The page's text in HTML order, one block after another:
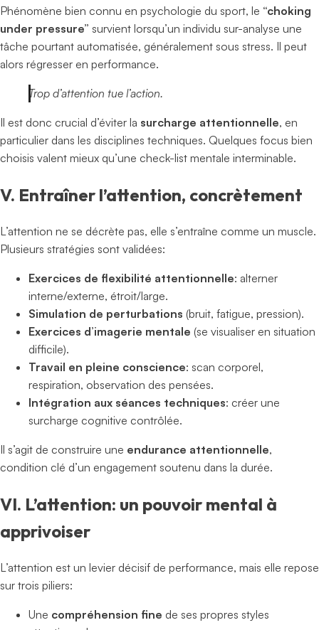
Phénomène bien connu en psychologie du sport, le “choking
under pressure” survient lorsqu’un individu sur-analyse une
tâche pourtant automatisée, généralement sous stress. Il peut
alors régresser en performance.
Trop d’attention tue l’action.
Il est donc crucial d’éviter la surcharge attentionnelle, en
particulier dans les disciplines techniques. Quelques focus bien
choisis valent mieux qu’une check-list mentale interminable.
V. Entraîner l’attention, concrètement
L’attention ne se décrète pas, elle s’entraîne comme un muscle.
Plusieurs stratégies sont validées:
Exercices de flexibilité attentionnelle: alterner
interne/externe, étroit/large.
Simulation de perturbations (bruit, fatigue, pression).
Exercices d’imagerie mentale (se visualiser en situation
difficile).
Travail en pleine conscience: scan corporel,
respiration, observation des pensées.
Intégration aux séances techniques: créer une
surcharge cognitive contrôlée.
Il s’agit de construire une endurance attentionnelle,
condition clé d’un engagement soutenu dans la durée.
VI. L’attention: un pouvoir mental à
apprivoiser
L’attention est un levier décisif de performance, mais elle repose
sur trois piliers:
Une compréhension fine de ses propres styles